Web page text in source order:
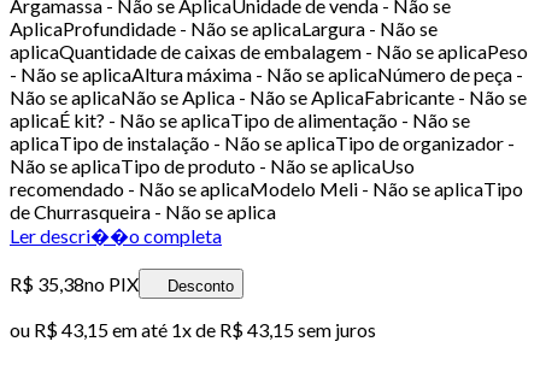
Argamassa - Não se AplicaUnidade de venda - Não se
AplicaProfundidade - Não se aplicaLargura - Não se
aplicaQuantidade de caixas de embalagem - Não se aplicaPeso
- Não se aplicaAltura máxima - Não se aplicaNúmero de peça -
Não se aplicaNão se Aplica - Não se AplicaFabricante - Não se
aplicaÉ kit? - Não se aplicaTipo de alimentação - Não se
aplicaTipo de instalação - Não se aplicaTipo de organizador -
Não se aplicaTipo de produto - Não se aplicaUso
recomendado - Não se aplicaModelo Meli - Não se aplicaTipo
de Churrasqueira - Não se aplica
Ler descri��o completa
R$ 35,38no PIX Desconto
ou R$ 43,15em até 1x de R$ 43,15sem juros